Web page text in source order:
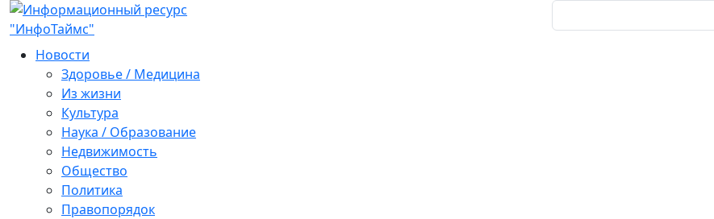
Новости
Здоровье / Медицина
Из жизни
Культура
Наука / Образование
Недвижимость
Общество
Политика
Правопорядок